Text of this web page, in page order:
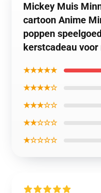
Mickey Muis
cartoon Anime
poppen
kerstcadeau voor
★★★★★
★★★★☆
★★★☆☆
★★☆☆☆
★☆☆☆☆